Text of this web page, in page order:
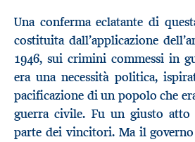
Una conferma eclatante di
costituita dall’applicazione
1946, sui crimini commessi in
era una necessità politica,
pacificazione di un popolo che
guerra civile. Fu un giusto
parte dei vincitori. Ma il